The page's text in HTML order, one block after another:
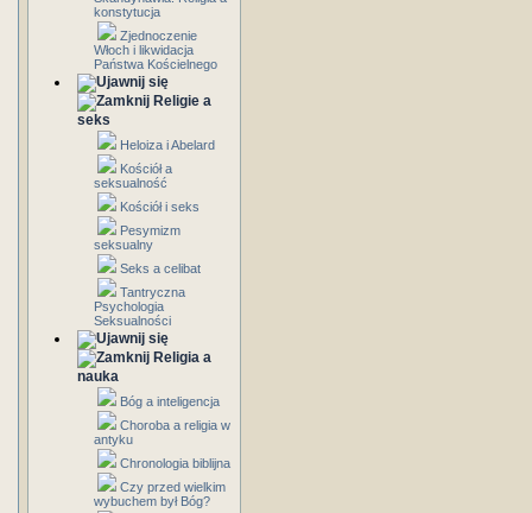
konstytucja
Zjednoczenie
Włoch i likwidacja
Państwa Kościelnego
Religie a
seks
Heloiza i Abelard
Kościół a
seksualność
Kościół i seks
Pesymizm
seksualny
Seks a celibat
Tantryczna
Psychologia
Seksualności
Religia a
nauka
Bóg a inteligencja
Choroba a religia w
antyku
Chronologia biblijna
Czy przed wielkim
wybuchem był Bóg?